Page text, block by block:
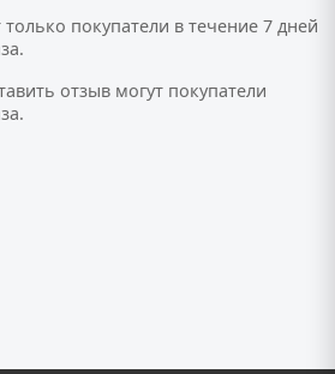
покупатели в течение 7 дней
отзыв могут покупатели